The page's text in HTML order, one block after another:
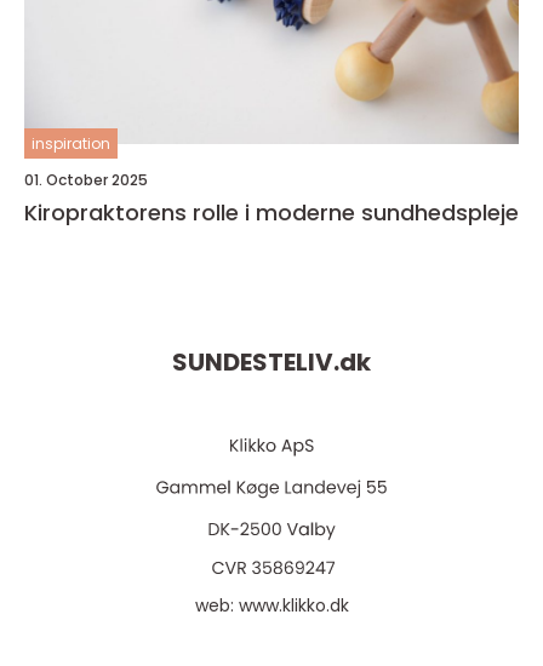
inspiration
01. October 2025
Kiropraktorens rolle i moderne sundhedspleje
SUNDESTELIV.dk
web: www.klikko.dk